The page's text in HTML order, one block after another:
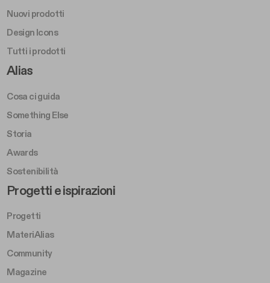
Nuovi prodotti
Design Icons
Tutti i prodotti
Footer Right A
Alias
Cosa ci guida
Something Else
Storia
Awards
Sostenibilità
Footer Left Middle B
Progetti e ispirazioni
Progetti
MateriAlias
Community
Magazine